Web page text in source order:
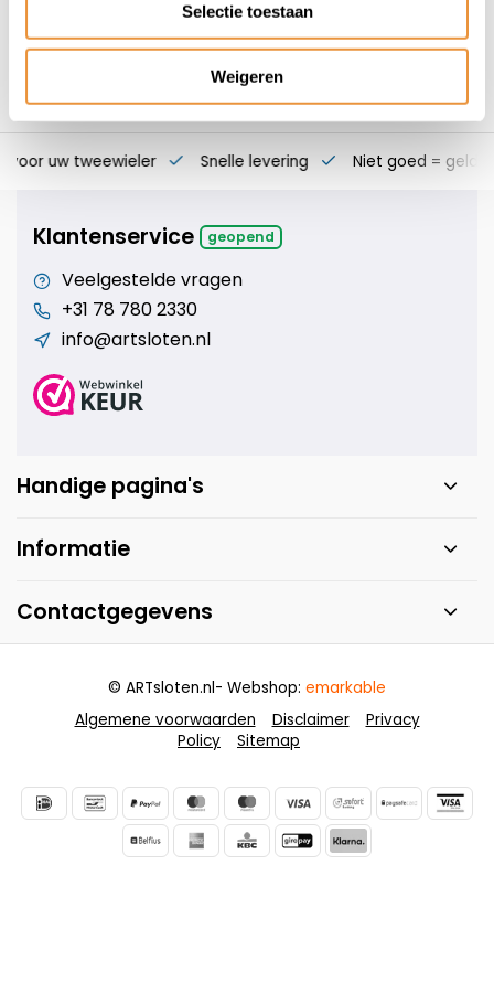
Selectie toestaan
Weigeren
voor uw tweewieler Snelle levering Niet goed = geld
Klantenservice geopend
Veelgestelde vragen
+31 78 780 2330
info@artsloten.nl
Handige pagina's
Informatie
Contactgegevens
Algemene voorwaarden Disclaimer
Privacy
Policy
Sitemap
© ARTsloten.nl- Webshop: emarkable